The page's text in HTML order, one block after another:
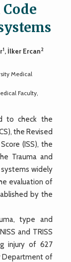
1, İlker Ercan2
Medical
Faculty,
to check the
the Revised
(ISS), the
Trauma and
systems widely
evaluation of
by the
type and
and TRISS
injury of 627
Department of